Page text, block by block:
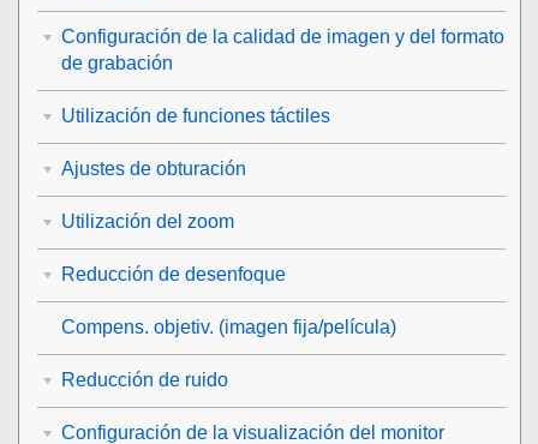
Configuración de la calidad de imagen y del formato
de grabación
Utilización de funciones táctiles
Ajustes de obturación
Utilización del zoom
Reducción de desenfoque
Compens. objetiv. (imagen fija/película)
Reducción de ruido
Configuración de la visualización del monitor